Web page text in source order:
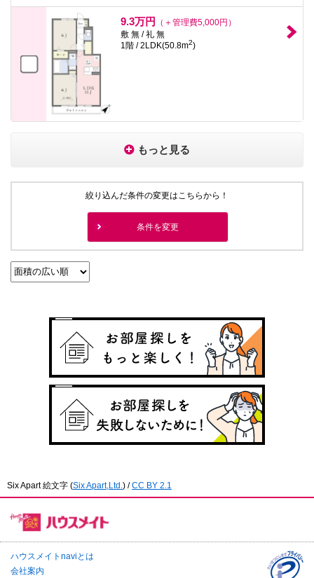
9.3万円
（＋管理費5,000円）
敷 無 / 礼 無
1階 / 2LDK(50.8m2)
もっと見る
絞り込んだ条件の変更はこちらから！
条件を変更
Six Apart 絵文字 (Six Apart,Ltd. ) /CC BY 2.1
ハウスメイトnaviとは
会社案内